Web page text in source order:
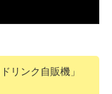
リンク自販機」